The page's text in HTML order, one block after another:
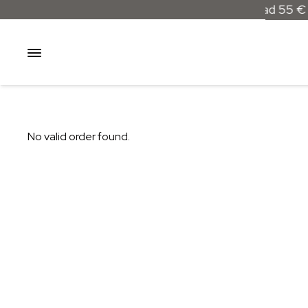
Besplatna dostava samo za narudžbe iznad 55 €
No valid order found.